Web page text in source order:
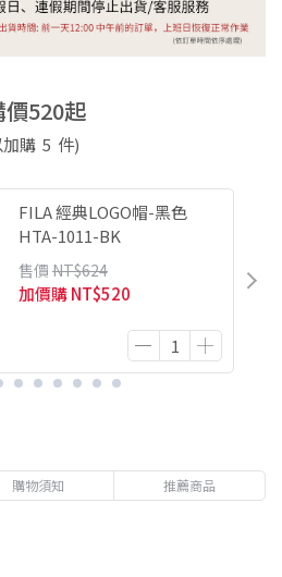
520起
購 5 件)
FILA 經典LOGO帽-黑色
HTA-1011-BK
售價 NT$624
加價購NT$520
購物須知 推薦商品